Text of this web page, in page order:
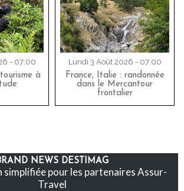
- 07:00
à
Lundi 3 Août 2026 - 07:00
France, Italie : randonnée
dans le Mercantour
frontalier
NEWS DESTIMAG
pour les partenaires Assur-
Travel